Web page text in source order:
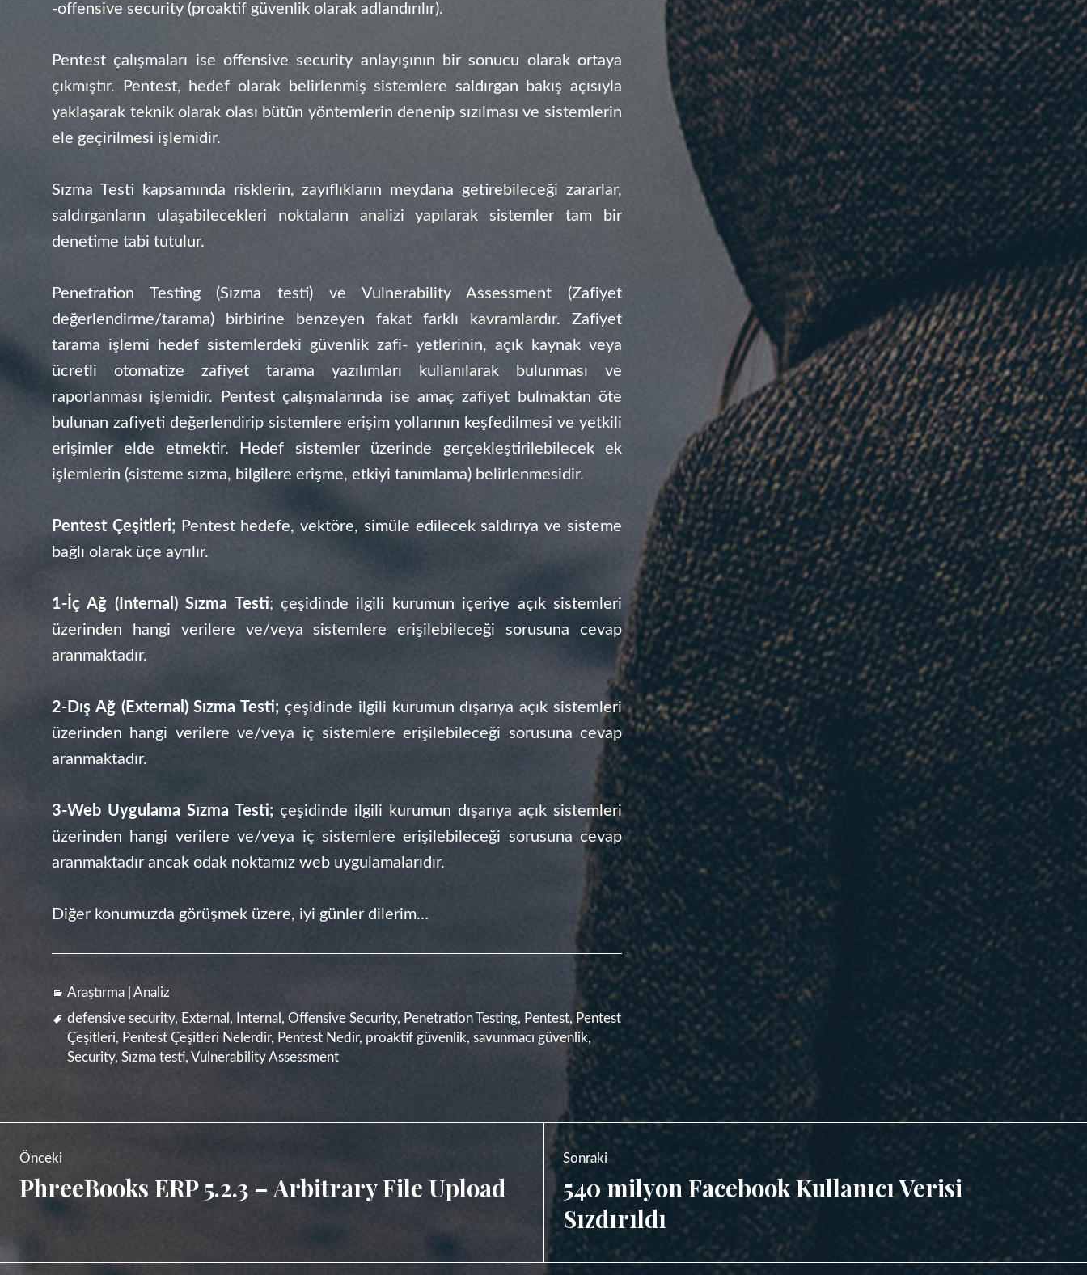
-offensive security (proaktif güvenlik olarak adlandırılır).
Pentest çalışmaları ise offensive security anlayışının bir sonucu olarak ortaya
çıkmıştır. Pentest, hedef olarak belirlenmiş sistemlere saldırgan bakış açısıyla
yaklaşarak teknik olarak olası bütün yöntemlerin denenip sızılması ve sistemlerin
ele geçirilmesi işlemidir.
Sızma Testi kapsamında risklerin, zayıflıkların meydana getirebileceği zararlar,
saldırganların ulaşabilecekleri noktaların analizi yapılarak sistemler tam bir
denetime tabi tutulur.
Penetration Testing (Sızma testi) ve Vulnerability Assessment (Zafiyet
değerlendirme/tarama) birbirine benzeyen fakat farklı kavramlardır. Zafiyet
tarama işlemi hedef sistemlerdeki güvenlik zafi- yetlerinin, açık kaynak veya
ücretli otomatize zafiyet tarama yazılımları kullanılarak bulunması ve
raporlanması işlemidir. Pentest çalışmalarında ise amaç zafiyet bulmaktan öte
bulunan zafiyeti değerlendirip sistemlere erişim yollarının keşfedilmesi ve yetkili
erişimler elde etmektir. Hedef sistemler üzerinde gerçekleştirilebilecek ek
işlemlerin (sisteme sızma, bilgilere erişme, etkiyi tanımlama) belirlenmesidir.
Pentest Çeşitleri;Pentest hedefe, vektöre, simüle edilecek saldırıya ve sisteme
bağlı olarak üçe ayrılır.
1-İç Ağ (Internal) Sızma Testi; çeşidinde ilgili kurumun içeriye açık sistemleri
üzerinden hangi verilere ve/veya sistemlere erişilebileceği sorusuna cevap
aranmaktadır.
2-Dış Ağ (External) Sızma Testi; çeşidinde ilgili kurumun dışarıya açık sistemleri
üzerinden hangi verilere ve/veya iç sistemlere erişilebileceği sorusuna cevap
aranmaktadır.
3-Web Uygulama Sızma Testi; çeşidinde ilgili kurumun dışarıya açık sistemleri
üzerinden hangi verilere ve/veya iç sistemlere erişilebileceği sorusuna cevap
aranmaktadır ancak odak noktamız web uygulamalarıdır.
Diğer konumuzda görüşmek üzere, iyi günler dilerim…
Kategoriler
Araştırma | Analiz
Etiketler
defensive security, External , Internal ,Offensive Security, Penetration Testing, Pentest, Pentest
Çeşitleri, Pentest Çeşitleri Nelerdir, Pentest Nedir, proaktif güvenlik,savunmacı güvenlik,
Security,Sızma testi,Vulnerability Assessment
gezinmesi
Önceki
Önceki
PhreeBooks ERP 5.2.3 – Arbitrary File Upload
Sonraki
Sıradaki
Yazı:
540 milyon Facebook Kullanıcı Verisi
Sızdırıldı